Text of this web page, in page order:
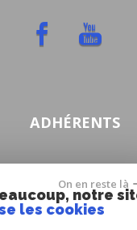
ADHÉRENTS
On en reste là
notre
les cookies